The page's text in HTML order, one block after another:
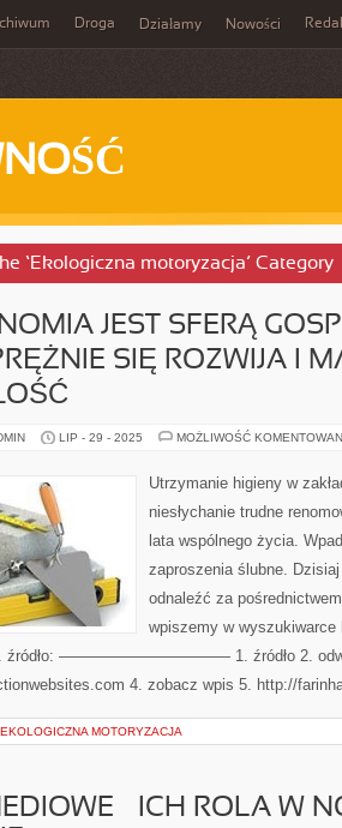
Droga Działamy Nowości
‘Ekologiczna motoryzacja’ Category
JEST SFERĄ
SIĘ ROZWIJA I
LIP - 29 - 2025 MOŻLIWOŚĆ
Utrzymanie higieny w
niesłychanie trudne
lata wspólnego życia.
zaproszenia ślubne.
odnaleźć za
wpiszemy w wyszukiwarce
źródło: ——————————— 1. źródło 2.
4. zobacz wpis 5. http://
EKOLOGICZNA MOTORYZACJA
– ICH ROLA W